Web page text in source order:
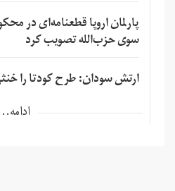
پارلمان اروپا قطعنامه‌ای در
سوی حزب‌الله تصویب کرد
ارتش سودان: طرح کودتا را